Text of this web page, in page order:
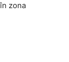
zona